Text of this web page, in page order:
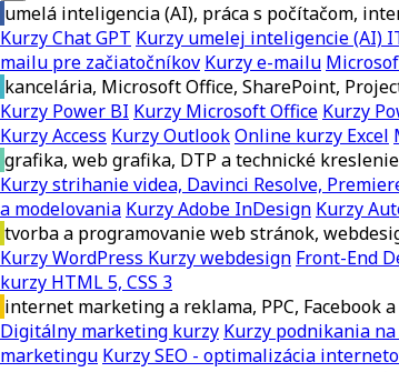
umelá inteligencia (AI), práca s počítačom,
Kurzy Chat GPT Kurzy umelej inteligencie (AI)
mailu pre začiatočníkov Kurzy e-mailu
kancelária, Microsoft Office, SharePoint,
Kurzy Power BI Kurzy Microsoft Office Kurzy
Kurzy Access Kurzy OutlookOnline kurzy Excel
grafika, web grafika, DTP a technické kreslenie
Kurzy strihanie videa, Davinci Resolve,
a modelovania Kurzy Adobe InDesign Kurzy
tvorba a programovanie web stránok,
Kurzy WordPress Kurzy webdesign Front-End
kurzy HTML 5, CSS 3
internet marketing a reklama, PPC, Facebook a
Digitálny marketing kurzy Kurzy podnikania
marketingu Kurzy SEO - optimalizácia